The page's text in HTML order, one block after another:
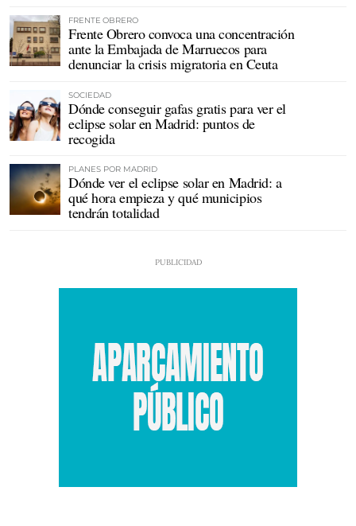
FRENTE OBRERO
Frente Obrero convoca una concentración
ante la Embajada de Marruecos para
denunciar la crisis migratoria en Ceuta
SOCIEDAD
Dónde conseguir gafas gratis para ver el
eclipse solar en Madrid: puntos de
recogida
PLANES POR MADRID
Dónde ver el eclipse solar en Madrid: a
qué hora empieza y qué municipios
tendrán totalidad